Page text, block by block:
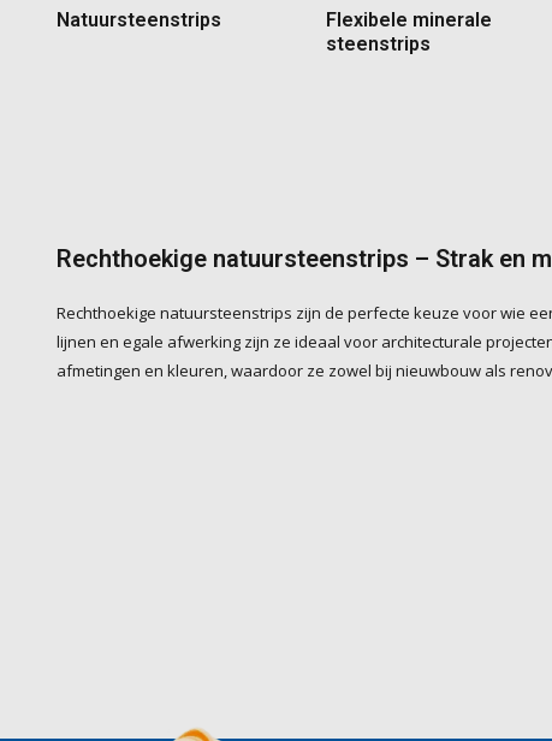
Natuursteenstrips
Flexibele minerale
steenstrips
Rechthoekige natuursteenstrips – Strak en
Rechthoekige natuursteenstrips zijn de perfecte keuze voor wie
lijnen en egale afwerking zijn ze ideaal voor architecturale
afmetingen en kleuren, waardoor ze zowel bij nieuwbouw als